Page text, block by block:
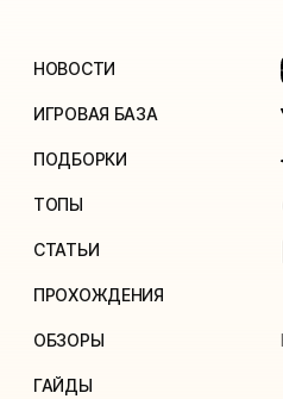
НОВОСТИ
ИГРОВАЯ БАЗА
ПОДБОРКИ
ТОПЫ
СТАТЬИ
ПРОХОЖДЕНИЯ
ОБЗОРЫ
ГАЙДЫ